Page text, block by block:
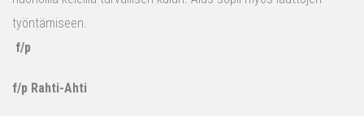
työntämiseen.
f/p
f/p Rahti-Ahti